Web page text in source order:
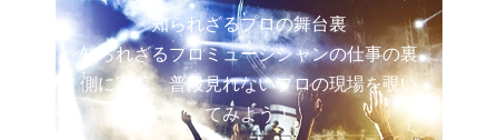
知られざるプロの舞台裏
知られざるプロミュージシャンの仕事の裏
側に密着。普段見れないプロの現場を覗い
てみよう！